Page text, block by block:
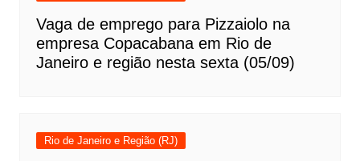
Vaga de emprego para Pizzaiolo na
empresa Copacabana em Rio de
Janeiro e região nesta sexta (05/09)
Rio de Janeiro e Região (RJ)